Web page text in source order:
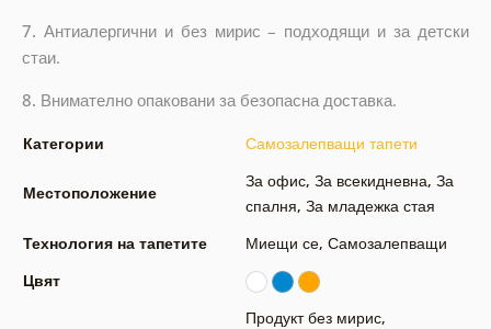
7. Антиалергични и без мирис – подходящи и за детски
стаи.
8. Внимателно опаковани за безопасна доставка.
Категории Самозалепващи тапети
Местоположение
За офис, За всекидневна, За
спалня, За младежка стая
Технология на тапетите
Миещи се, Самозалепващи
Цвят
Продукт без мирис,